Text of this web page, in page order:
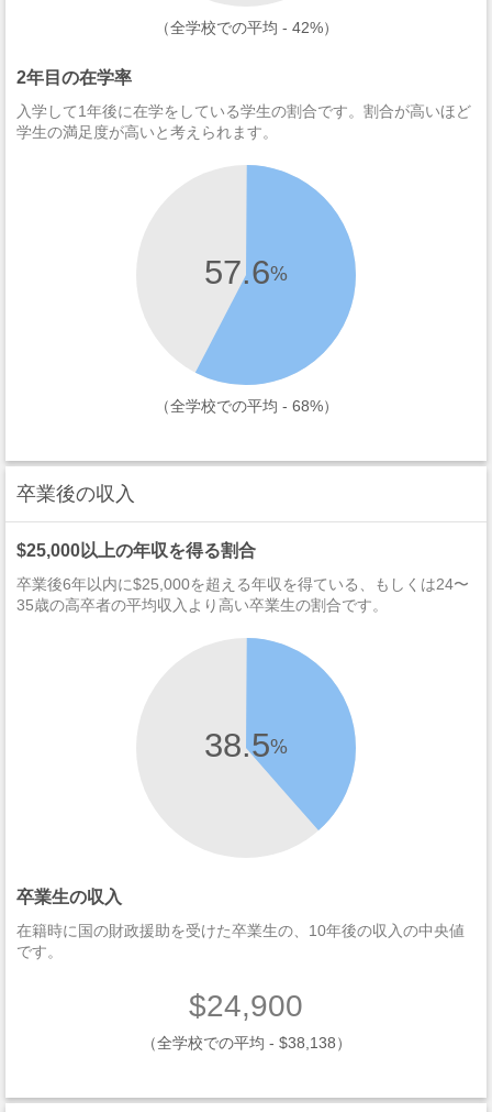
（全学校での平均 - 42%）
2年目の在学率
入学して1年後に在学をしている学生の割合です。割合が高いほど
学生の満足度が高いと考えられます。
57.6%
（全学校での平均 - 68%）
卒業後の収入
$25,000以上の年収を得る割合
卒業後6年以内に$25,000を超える年収を得ている、もしくは24〜
35歳の高卒者の平均収入より高い卒業生の割合です。
38.5%
卒業生の収入
在籍時に国の財政援助を受けた卒業生の、10年後の収入の中央値
です。
$24,900
（全学校での平均 - $38,138）